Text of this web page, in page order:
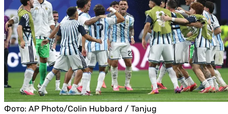
Фото: AP Photo/Colin Hubbard / Tanjug